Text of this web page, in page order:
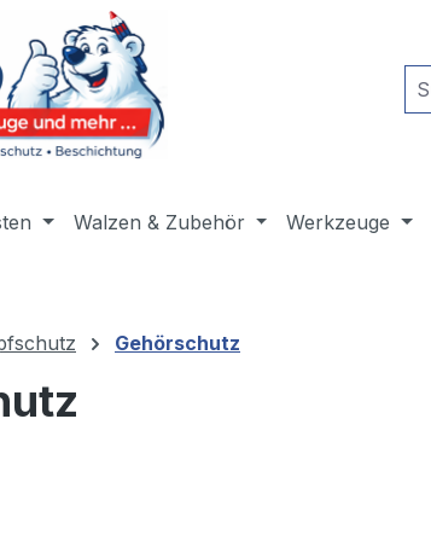
springen
Walzen & Zubehör Werkzeuge
Gehörschutz